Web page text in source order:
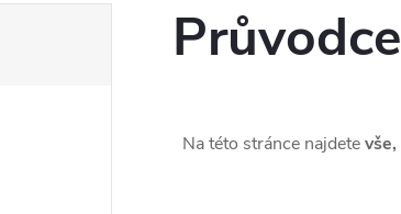
Na této stránce najdete